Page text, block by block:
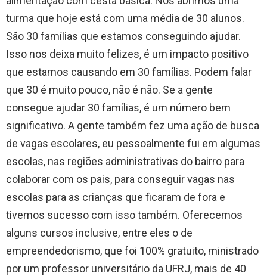
turma que hoje está com uma média de 30 alunos.
São 30 famílias que estamos conseguindo ajudar.
Isso nos deixa muito felizes, é um impacto positivo
que estamos causando em 30 famílias. Podem falar
que 30 é muito pouco, não é não. Se a gente
consegue ajudar 30 famílias, é um número bem
significativo. A gente também fez uma ação de busca
de vagas escolares, eu pessoalmente fui em algumas
escolas, nas regiões administrativas do bairro para
colaborar com os pais, para conseguir vagas nas
escolas para as crianças que ficaram de fora e
tivemos sucesso com isso também. Oferecemos
alguns cursos inclusive, entre eles o de
empreendedorismo, que foi 100% gratuito, ministrado
por um professor universitário da UFRJ, mais de 40